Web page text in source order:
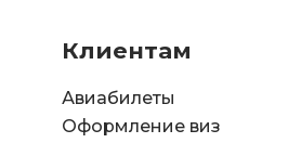
Клиентам
Авиабилеты
Оформление виз